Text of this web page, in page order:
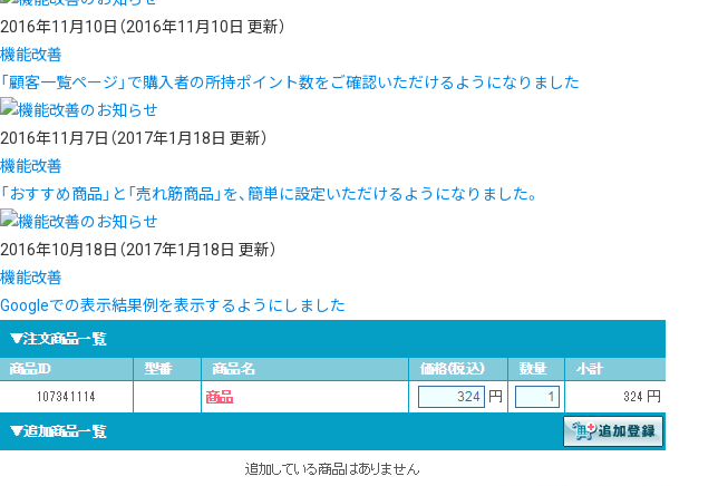
2016年11月10日 （2016年11月10日 更新）
機能改善
「顧客一覧ページ」で購入者の所持ポイント数をご確認いただけるようになりました
2016年11月7日 （2017年1月18日 更新）
機能改善
「おすすめ商品」と「売れ筋商品」を、簡単に設定いただけるようになりました。
2016年10月18日 （2017年1月18日 更新）
機能改善
Googleでの表示結果例を表示するようにしました